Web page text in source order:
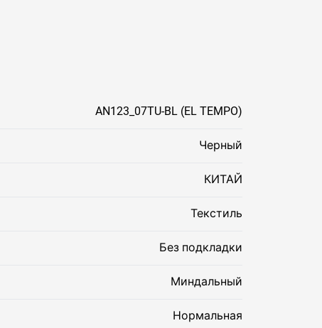
AN123_07TU-BL (EL TEMPO)
Черный
КИТАЙ
Текстиль
Без подкладки
Миндальный
Нормальная